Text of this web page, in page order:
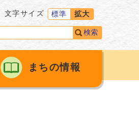
文字サイズ 標準 拡大
検索
まちの情報